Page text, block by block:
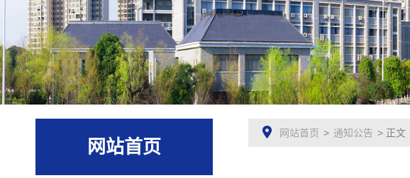
网站首页
网站首页 > 通知公告 > 正文